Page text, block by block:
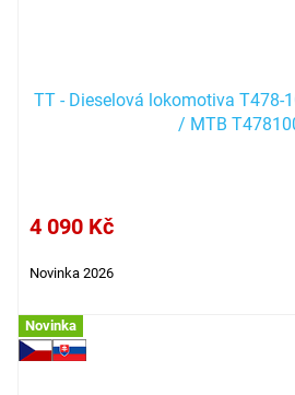
TT - Dieselová lokomotiva T478-
/ MTB
4 090 Kč
Novinka 2026
Novinka